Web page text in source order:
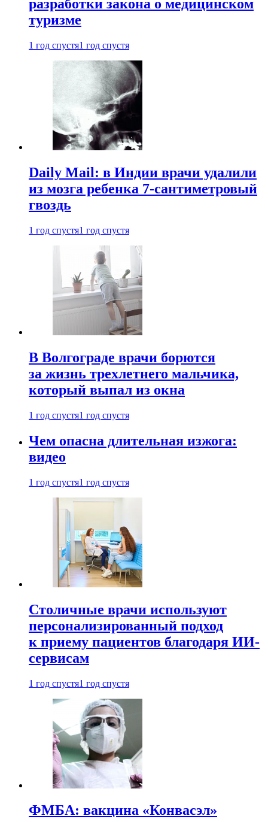
разработки закона о медицинском
туризме
1 год спустя1 год спустя
Daily Mail: в Индии врачи удалили
из мозга ребенка 7-сантиметровый
гвоздь
1 год спустя1 год спустя
В Волгограде врачи борются
за жизнь трехлетнего мальчика,
который выпал из окна
1 год спустя1 год спустя
Чем опасна длительная изжога:
видео
1 год спустя1 год спустя
Столичные врачи используют
персонализированный подход
к приему пациентов благодаря ИИ-
сервисам
1 год спустя1 год спустя
ФМБА: вакцина «Конвасэл»